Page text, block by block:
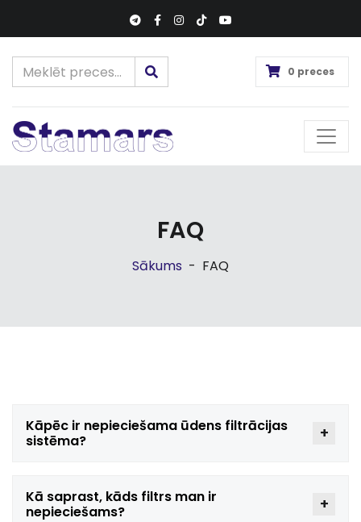
0 preces
FAQ
Sākums - FAQ
Kāpēc ir nepieciešama ūdens filtrācijas
sistēma?
Kā saprast, kāds filtrs man ir
nepieciešams?